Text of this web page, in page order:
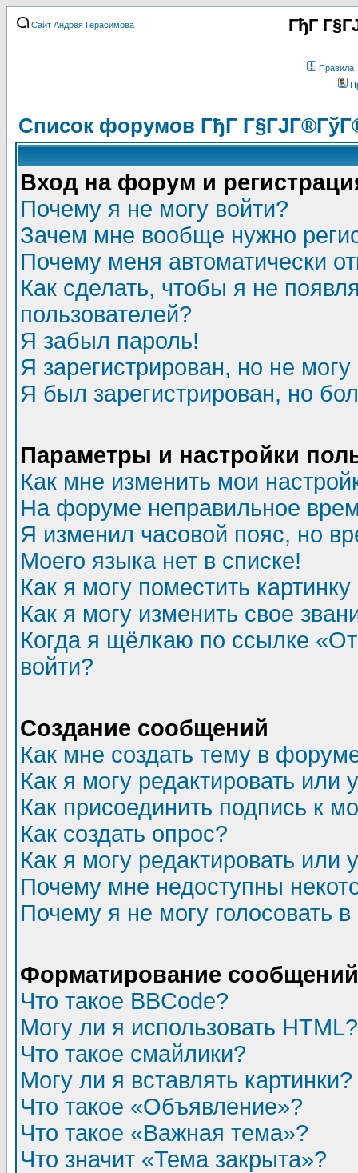
Сайт Андрея Герасимова ГђГ
Правила
Список форумов ГђГ
Вход на форум и
Почему я не могу войти?
Зачем мне вообще нужно
Почему меня автоматически
Как сделать, чтобы я не
пользователей?
Я забыл пароль!
Я зарегистрирован, но не могу
Я был зарегистрирован, но
Параметры и настройки
Как мне изменить мои
На форуме неправильное
Я изменил часовой пояс, но
Моего языка нет в списке!
Как я могу поместить
Как я могу изменить свое
Когда я щёлкаю по ссылке
войти?
Создание сообщений
Как мне создать тему в
Как я могу редактировать или
Как присоединить подпись к
Как создать опрос?
Как я могу редактировать или
Почему мне недоступны
Почему я не могу голосовать
Форматирование
Что такое BBCode?
Могу ли я использовать HTML?
Что такое смайлики?
Могу ли я вставлять картинки?
Что такое «Объявление»?
Что такое «Важная тема»?
Что значит «Тема закрыта»?